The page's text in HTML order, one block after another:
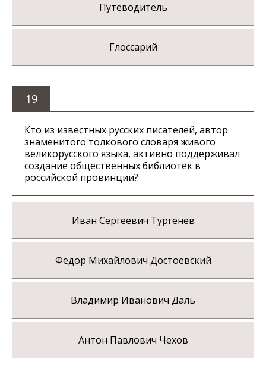
Путеводитель
Глоссарий
19
Кто из известных русских писателей, автор
знаменитого толкового словаря живого
великорусского языка, активно поддерживал
создание общественных библиотек в
российской провинции?
Иван Сергеевич Тургенев
Федор Михайлович Достоевский
Владимир Иванович Даль
Антон Павлович Чехов